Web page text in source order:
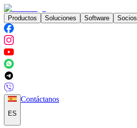
Productos Soluciones Software Socios
ES
Contáctanos